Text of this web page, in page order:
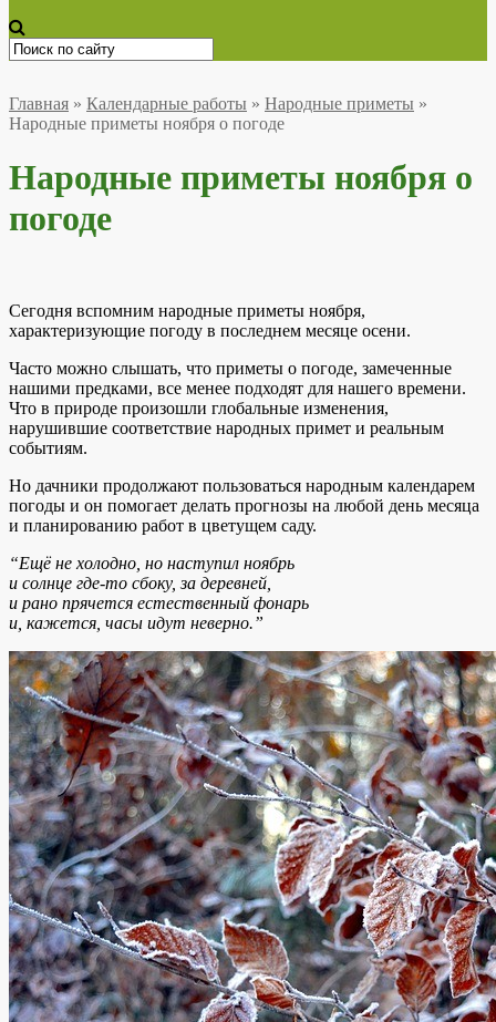
Главная » Календарные работы » Народные приметы »
Народные приметы ноября о погоде
Народные приметы ноября о
погоде
Сегодня вспомним народные приметы ноября,
характеризующие погоду в последнем месяце осени.
Часто можно слышать, что приметы о погоде, замеченные
нашими предками, все менее подходят для нашего времени.
Что в природе произошли глобальные изменения,
нарушившие соответствие народных примет и реальным
событиям.
Но дачники продолжают пользоваться народным календарем
погоды и он помогает делать прогнозы на любой день месяца
и планированию работ в цветущем саду.
“Ещё не холодно, но наступил ноябрь
и солнце где-то сбоку, за деревней,
и рано прячется естественный фонарь
и, кажется, часы идут неверно.”